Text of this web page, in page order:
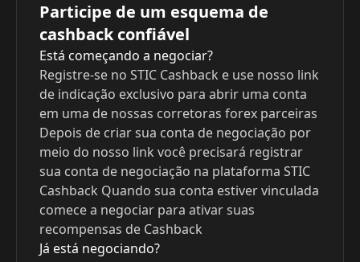
Participe de um esquema de
cashback confiável
Está começando a negociar?
Registre-se no STIC Cashback e use nosso link
de indicação exclusivo para abrir uma conta
em uma de nossas corretoras forex parceiras
Depois de criar sua conta de negociação por
meio do nosso link você precisará registrar
sua conta de negociação na plataforma STIC
Cashback Quando sua conta estiver vinculada
comece a negociar para ativar suas
recompensas de Cashback
Já está negociando?